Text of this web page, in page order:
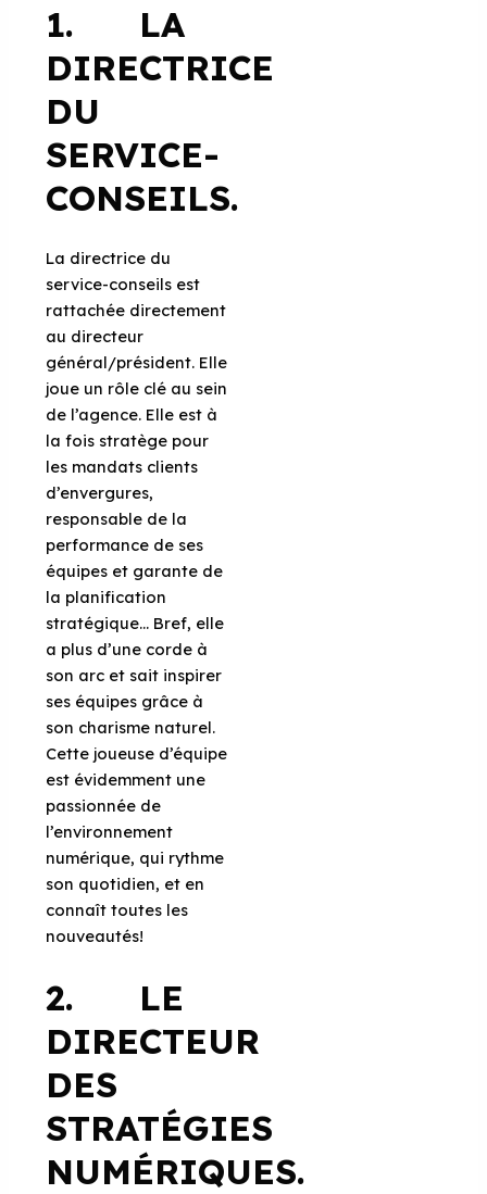
1. LA
DIRECTRICE
DU
SERVICE-
CONSEILS.
La directrice du
service-conseils est
rattachée directement
au directeur
général/président. Elle
joue un rôle clé au sein
de l’agence. Elle est à
la fois stratège pour
les mandats clients
d’envergures,
responsable de la
performance de ses
équipes et garante de
la planification
stratégique… Bref, elle
a plus d’une corde à
son arc et sait inspirer
ses équipes grâce à
son charisme naturel.
Cette joueuse d’équipe
est évidemment une
passionnée de
l’environnement
numérique, qui rythme
son quotidien, et en
connaît toutes les
nouveautés!
2. LE
DIRECTEUR
DES
STRATÉGIES
NUMÉRIQUES.